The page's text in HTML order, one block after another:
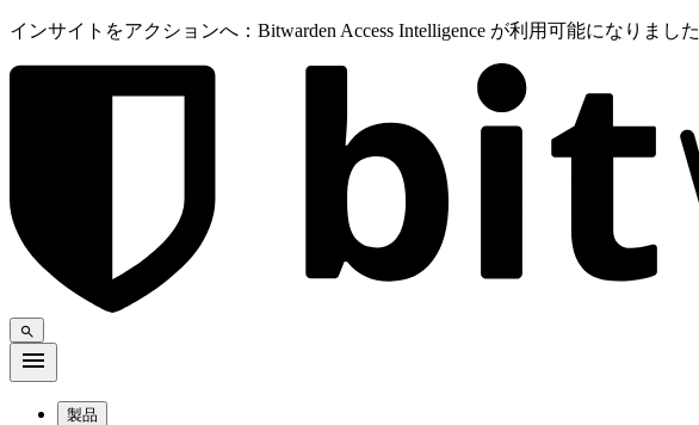
インサイトをアクションへ：Bitwarden Access Intelligence が利用可能になりました
製品